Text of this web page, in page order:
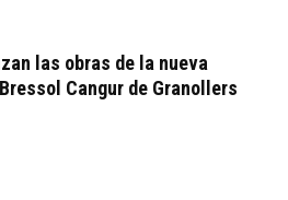
las obras de la nueva
Cangur de Granollers